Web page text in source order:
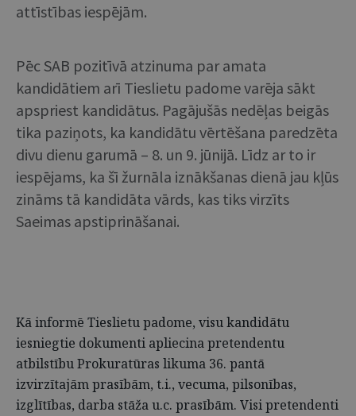
attīstības iespējām.
Pēc SAB pozitīvā atzinuma par amata
kandidātiem arī Tieslietu padome varēja sākt
apspriest kandidātus. Pagājušās nedēļas beigās
tika paziņots, ka kandidātu vērtēšana paredzēta
divu dienu garumā – 8. un 9. jūnijā. Līdz ar to ir
iespējams, ka šī žurnāla iznākšanas dienā jau kļūs
zināms tā kandidāta vārds, kas tiks virzīts
Saeimas apstiprināšanai.
Kā informē Tieslietu padome, visu kandidātu
iesniegtie dokumenti apliecina pretendentu
atbilstību Prokuratūras likuma 36. pantā
izvirzītajām prasībām, t.i., vecuma, pilsonības,
izglītības, darba stāža u.c. prasībām. Visi pretendenti